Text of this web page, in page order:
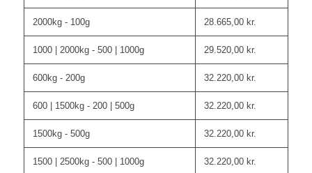
2000kg - 100g 28.665,00 kr.
1000 | 2000kg - 500 | 1000g 29.520,00 kr.
600kg - 200g 32.220,00 kr.
600 | 1500kg - 200 | 500g 32.220,00 kr.
1500kg - 500g 32.220,00 kr.
1500 | 2500kg - 500 | 1000g 32.220,00 kr.